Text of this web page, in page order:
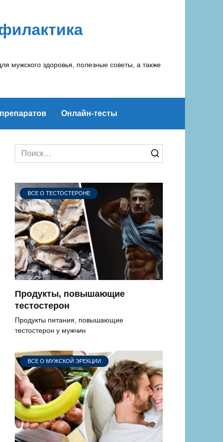
мужского здоровья, полезные советы, а также
Онлайн-тесты
Search
for:
ВСЕ О ТЕСТОСТЕРОНЕ
Продукты, повышающие
тестостерон
Продукты питания, повышающие
тестостерон у мужчин
ВСЕ О МУЖСКОЙ ЭРЕКЦИИ